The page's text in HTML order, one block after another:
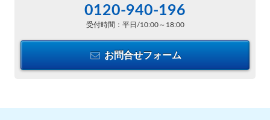
0120-940-196
受付時間：平日/10:00～18:00
お問合せフォーム